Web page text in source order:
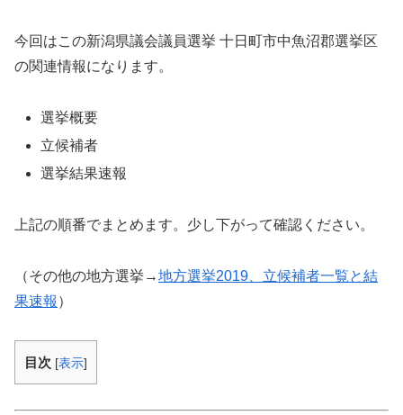
今回はこの新潟県議会議員選挙 十日町市中魚沼郡選挙区
の関連情報になります。
選挙概要
立候補者
選挙結果速報
上記の順番でまとめます。少し下がって確認ください。
（その他の地方選挙→地方選挙2019、立候補者一覧と結
果速報 ）
目次 [表示]